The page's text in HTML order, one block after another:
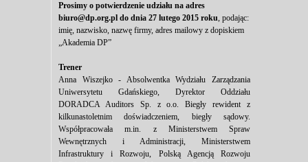
Prosimy o potwierdzenie udziału na adres
biuro@dp.org.pl do dnia 27 lutego 2015 roku, podając:
imię, nazwisko, nazwę firmy, adres mailowy z dopiskiem
„Akademia DP”
Trener
Anna Wiszejko - Absolwentka Wydziału Zarządzania
Uniwersytetu Gdańskiego, Dyrektor Oddziału
DORADCA Auditors Sp. z o.o. Biegły rewident z
kilkunastoletnim doświadczeniem, biegły sądowy.
Współpracowała m.in. z Ministerstwem Spraw
Wewnętrznych i Administracji, Ministerstwem
Infrastruktury i Rozwoju, Polską Agencją Rozwoju